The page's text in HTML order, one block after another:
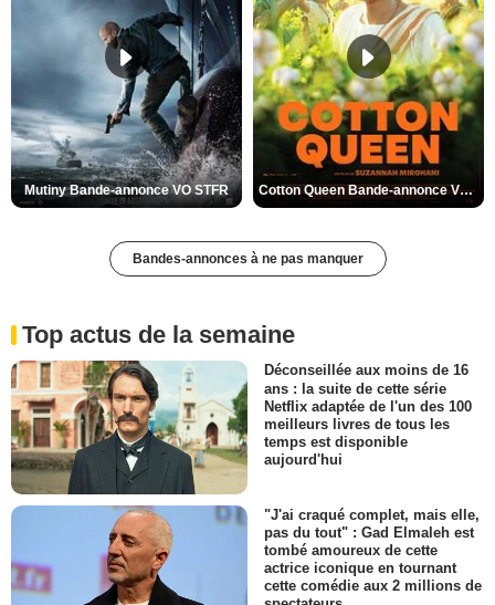
Mutiny Bande-annonce VO STFR Cotton Queen Bande-annonce VO STFR
Bandes-annonces à ne pas manquer
Top actus de la semaine
Déconseillée aux moins de 16
ans : la suite de cette série
Netflix adaptée de l'un des 100
meilleurs livres de tous les
temps est disponible
aujourd'hui
"J'ai craqué complet, mais elle,
pas du tout" : Gad Elmaleh est
tombé amoureux de cette
actrice iconique en tournant
cette comédie aux 2 millions de